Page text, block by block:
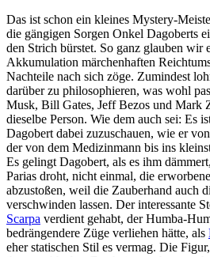
Das ist schon ein kleines Mystery-
die gängigen Sorgen Onkel Dagoberts
den Strich bürstet. So ganz glauben wir
Akkumulation märchenhaften
Nachteile nach sich zöge. Zumindest
darüber zu philosophieren, was wohl
Musk, Bill Gates, Jeff Bezos und Mark
dieselbe Person. Wie dem auch sei: Es
Dagobert dabei zuzuschauen, wie er
der von dem Medizinmann bis ins
Es gelingt Dagobert, als es ihm
Parias droht, nicht einmal, die
abzustoßen, weil die Zauberhand auch
verschwinden lassen. Der interessante
Scarpa verdient gehabt, der Humba-
bedrängendere Züge verliehen hätte, als
eher statischen Stil es vermag. Die